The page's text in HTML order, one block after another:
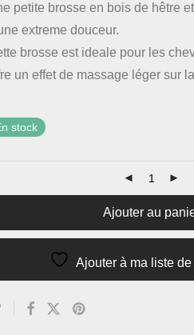
petite brosse en bois de hêtre
extreme douceur.
brosse est ideale pour les
un effet de massage léger sur
stock
Ajouter au
Ajouter à ma liste